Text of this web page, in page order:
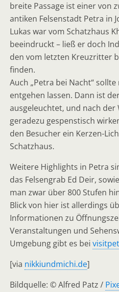
breite Passage ist einer von
antiken Felsenstadt Petra in
Lukas war vom Schatzhaus
beeindruckt – ließ er doch
den vom letzten Kreuzritter
finden.
Auch „Petra bei Nacht“
entgehen lassen. Dann ist
ausgeleuchtet, und nach
geradezu gespenstisch
den Besucher ein Kerzen-
Schatzhaus.
Weitere Highlights in Petra
das Felsengrab Ed Deir,
man zwar über 800 Stufen
Blick von hier ist allerdings
Informationen zu
Veranstaltungen und
Umgebung gibt es bei
[via nikkiundmichi.de]
Bildquelle: © Alfred Patz /